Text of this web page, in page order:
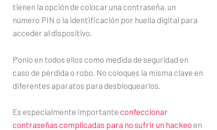
tienen la opción de colocar una contraseña, un
número PIN o la identificación por huella digital para
acceder al dispositivo.
Ponlo en todos ellos como medida de seguridad en
caso de pérdida o robo. No coloques la misma clave en
diferentes aparatos para desbloquearlos.
Es especialmente importanteconfeccionar
contraseñas complicadas para no sufrir un hackeo en